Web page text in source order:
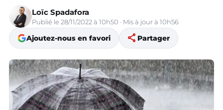
Loïc Spadafora
Publié le 28/11/2022 à 10h50 · Mis à jour à 10h56
Ajoutez-nous en favori share Partager